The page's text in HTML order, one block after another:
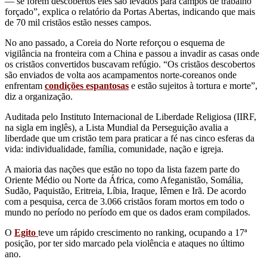
forçado”, explica o relatório da Portas Abertas, indicando que mais
de 70 mil cristãos estão nesses campos.
No ano passado, a Coreia do Norte reforçou o esquema de
vigilância na fronteira com a China e passou a invadir as casas onde
os cristãos convertidos buscavam refúgio. “Os cristãos descobertos
são enviados de volta aos acampamentos norte-coreanos onde
enfrentam condições espantosas e estão sujeitos à tortura e morte”,
diz a organização.
Auditada pelo Instituto Internacional de Liberdade Religiosa (IIRF,
na sigla em inglês), a Lista Mundial da Perseguição avalia a
liberdade que um cristão tem para praticar a fé nas cinco esferas da
vida: individualidade, família, comunidade, nação e igreja.
A maioria das nações que estão no topo da lista fazem parte do
Oriente Médio ou Norte da África, como Afeganistão, Somália,
Sudão, Paquistão, Eritreia, Líbia, Iraque, Iêmen e Irã. De acordo
com a pesquisa, cerca de 3.066 cristãos foram mortos em todo o
mundo no período no período em que os dados eram compilados.
O Egito teve um rápido crescimento no ranking, ocupando a 17ª
posição, por ter sido marcado pela violência e ataques no último
ano.